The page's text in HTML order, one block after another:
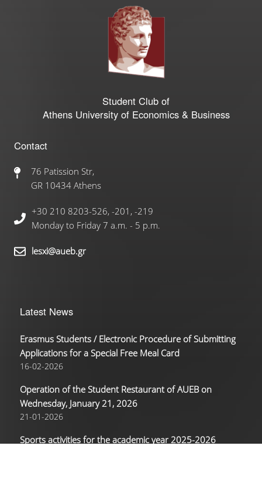
Student Club of
Athens University of Economics & Business
Contact
76 Patission Str,
GR 10434 Athens
+30 210 8203-526, -201, -219
Monday to Friday 7 a.m. - 5 p.m.
lesxi@aueb.gr
Latest News
Erasmus Students / Electronic Procedure of Submitting
Applications for a Special Free Meal Card
16-02-2026
Operation of the Student Restaurant of AUEB on
Wednesday, January 21, 2026
21-01-2026
Sports activities for the academic year 2025-2026